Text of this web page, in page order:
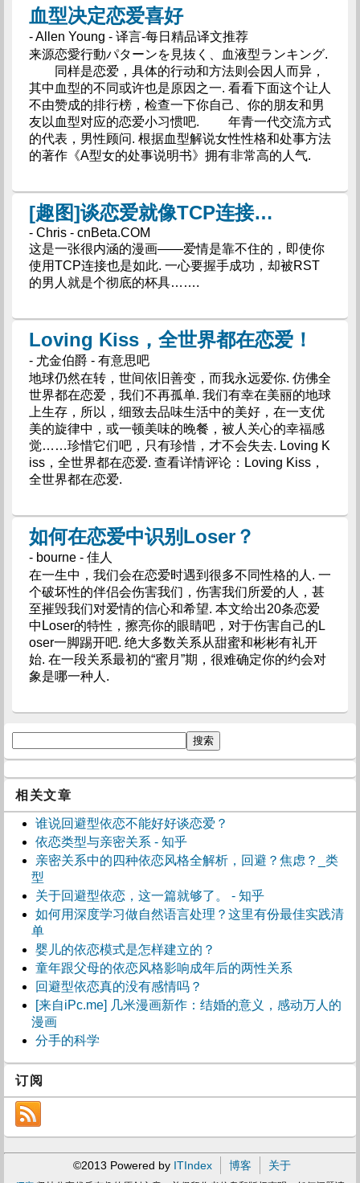
血型决定恋爱喜好
- Allen Young - 译言-每日精品译文推荐
来源恋愛行動パターンを見抜く、血液型ランキング.
同样是恋爱，具体的行动和方法则会因人而异，
其中血型的不同或许也是原因之一. 看看下面这个让人
不由赞成的排行榜，检查一下你自己、你的朋友和男
友以血型对应的恋爱小习惯吧. 年青一代交流方式
的代表，男性顾问. 根据血型解说女性性格和处事方法
的著作《A型女的处事说明书》拥有非常高的人气.
[趣图]谈恋爱就像TCP连接…
- Chris - cnBeta.COM
这是一张很内涵的漫画——爱情是靠不住的，即使你
使用TCP连接也是如此. 一心要握手成功，却被RST
的男人就是个彻底的杯具…….
Loving Kiss，全世界都在恋爱！
- 尤金伯爵 - 有意思吧
地球仍然在转，世间依旧善变，而我永远爱你. 仿佛全
世界都在恋爱，我们不再孤单. 我们有幸在美丽的地球
上生存，所以，细致去品味生活中的美好，在一支优
美的旋律中，或一顿美味的晚餐，被人关心的幸福感
觉……珍惜它们吧，只有珍惜，才不会失去. Loving K
iss，全世界都在恋爱. 查看详情评论：Loving Kiss，
全世界都在恋爱.
如何在恋爱中识别Loser？
- bourne - 佳人
在一生中，我们会在恋爱时遇到很多不同性格的人. 一
个破坏性的伴侣会伤害我们，伤害我们所爱的人，甚
至摧毁我们对爱情的信心和希望. 本文给出20条恋爱
中Loser的特性，擦亮你的眼睛吧，对于伤害自己的L
oser一脚踢开吧. 绝大多数关系从甜蜜和彬彬有礼开
始. 在一段关系最初的“蜜月”期，很难确定你的约会对
象是哪一种人.
相关文章
谁说回避型依恋不能好好谈恋爱？
依恋类型与亲密关系 - 知乎
亲密关系中的四种依恋风格全解析，回避？焦虑？_类
型
关于回避型依恋，这一篇就够了。 - 知乎
如何用深度学习做自然语言处理？这里有份最佳实践清
单
婴儿的依恋模式是怎样建立的？
童年跟父母的依恋风格影响成年后的两性关系
回避型依恋真的没有感情吗？
[来自iPc.me] 几米漫画新作：结婚的意义，感动万人的
漫画
分手的科学
订阅
©2013 Powered by ITIndex 博客 关于